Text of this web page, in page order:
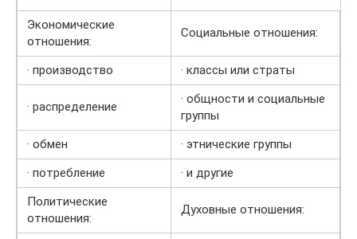
Экономические
отношения:
Социальные отношения:
· производство · классы или страты
· распределение
· общности и социальные
группы
· обмен
· этнические группы
· потребление
· и другие
Политические
отношения:
Духовные отношения: